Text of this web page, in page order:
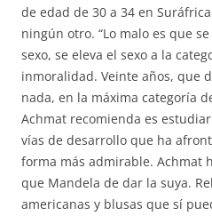
de edad de 30 a 34 en
ningún otro. “Lo malo es que
sexo, se eleva el sexo a la
inmoralidad. Veinte años, que
nada, en la máxima categoría
Achmat recomienda es
vías de desarrollo que ha
forma más admirable. Achmat
que Mandela de dar la suya.
americanas y blusas que sí